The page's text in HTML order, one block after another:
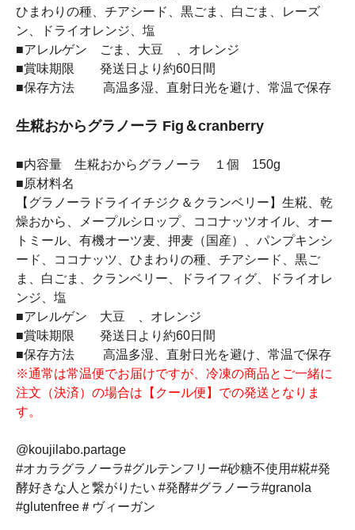
ひまわりの種、チアシード、黒ごま、白ごま、レーズ
ン、ドライオレンジ、塩
■アレルゲン ごま、大豆 、オレンジ
■賞味期限 発送日より約60日間
■保存方法 高温多湿、直射日光を避け、常温で保存
生糀おからグラノーラ Fig＆cranberry
■内容量 生糀おからグラノーラ １個 150g
■原材料名
【グラノーラドライイチジク＆クランベリー】生糀、乾
燥おから、メープルシロップ、ココナッツオイル、オー
トミール、有機オーツ麦、押麦（国産）、パンプキンシ
ード、ココナッツ、ひまわりの種、チアシード、黒ご
ま、白ごま、クランベリー、ドライフィグ、ドライオレ
ンジ、塩
■アレルゲン 大豆 、オレンジ
■賞味期限 発送日より約60日間
■保存方法 高温多湿、直射日光を避け、常温で保存
※通常は常温便でお届けですが、冷凍の商品とご一緒に
注文（決済）の場合は【クール便】での発送となりま
す。
@koujilabo.partage
#オカラグラノーラ#グルテンフリー#砂糖不使用#糀#発
酵好きな人と繋がりたい #発酵#グラノーラ#granola
#glutenfree＃ヴィーガン